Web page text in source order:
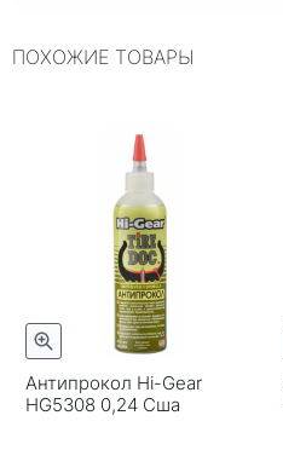
ПОХОЖИЕ ТОВАРЫ
Антипрокол Hi-Gear
HG5308 0,24 Сша